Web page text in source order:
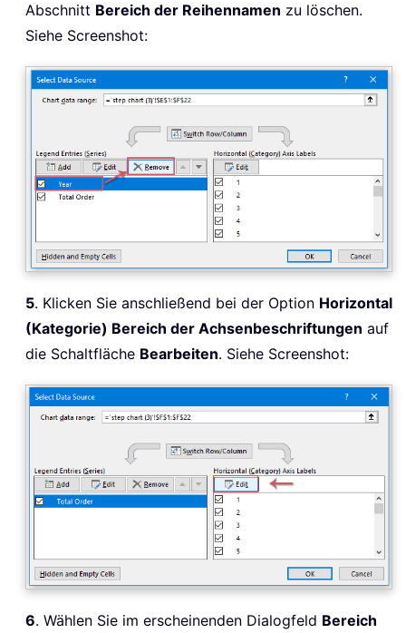
Abschnitt Bereich der Reihennamen zu löschen.
Siehe Screenshot:
5. Klicken Sie anschließend bei der Option Horizontal
(Kategorie) Bereich der Achsenbeschriftungen auf
die Schaltfläche Bearbeiten. Siehe Screenshot:
6. Wählen Sie im erscheinenden Dialogfeld Bereich